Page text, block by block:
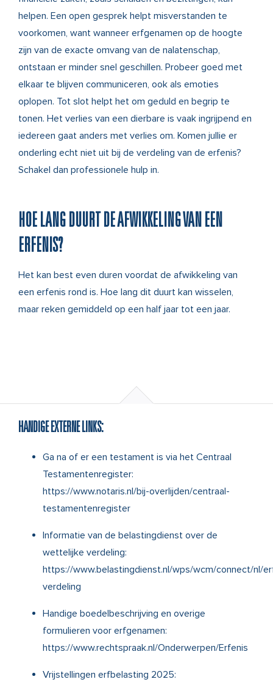
helpen. Een open gesprek helpt misverstanden te
voorkomen, want wanneer erfgenamen op de hoogte
zijn van de exacte omvang van de nalatenschap,
ontstaan er minder snel geschillen. Probeer goed met
elkaar te blijven communiceren, ook als emoties
oplopen. Tot slot helpt het om geduld en begrip te
tonen. Het verlies van een dierbare is vaak ingrijpend en
iedereen gaat anders met verlies om. Komen jullie er
onderling echt niet uit bij de verdeling van de erfenis?
Schakel dan professionele hulp in.
HOE LANG DUURT DE AFWIKKELING VAN EEN
ERFENIS?
Het kan best even duren voordat de afwikkeling van
een erfenis rond is. Hoe lang dit duurt kan wisselen,
maar reken gemiddeld op een half jaar tot een jaar.
HANDIGE EXTERNE LINKS:
Ga na of er een testament is via het Centraal
Testamentenregister:
https://www.notaris.nl/bij-overlijden/centraal-
testamentenregister
Informatie van de belastingdienst over de
wettelijke verdeling:
https://www.belastingdienst.nl/wps/wcm/connect/nl/
verdeling
Handige boedelbeschrijving en overige
formulieren voor erfgenamen:
https://www.rechtspraak.nl/Onderwerpen/Erfenis
Vrijstellingen erfbelasting 2025: